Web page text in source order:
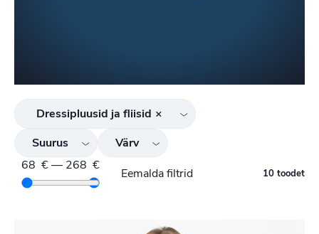
Dressipluusid ja fliisid ×
Suurus
Värv
68 € — 268 €
Eemalda filtrid 10 toodet